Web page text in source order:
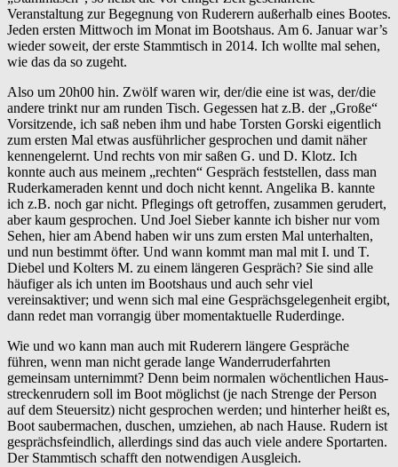
Veranstaltung zur Begegnung von Ruderern außerhalb eines Bootes.
Jeden ersten Mittwoch im Monat im Bootshaus. Am 6. Januar war’s
wieder soweit, der erste Stammtisch in 2014. Ich wollte mal sehen,
wie das da so zugeht.
Also um 20h00 hin. Zwölf waren wir, der/die eine ist was, der/die
andere trinkt nur am runden Tisch. Gegessen hat z.B. der „Große“
Vorsitzende, ich saß neben ihm und habe Torsten Gorski eigentlich
zum ersten Mal etwas ausführlicher gesprochen und damit näher
kennengelernt. Und rechts von mir saßen G. und D. Klotz. Ich
konnte auch aus meinem „rechten“ Gespräch feststellen, dass man
Ruderkameraden kennt und doch nicht kennt. Angelika B. kannte
ich z.B. noch gar nicht. Pflegings oft getroffen, zusammen gerudert,
aber kaum gesprochen. Und Joel Sieber kannte ich bisher nur vom
Sehen, hier am Abend haben wir uns zum ersten Mal unterhalten,
und nun bestimmt öfter. Und wann kommt man mal mit I. und T.
Diebel und Kolters M. zu einem längeren Gespräch? Sie sind alle
häufiger als ich unten im Bootshaus und auch sehr viel
vereinsaktiver; und wenn sich mal eine Gesprächsgelegenheit ergibt,
dann redet man vorrangig über momentaktuelle Ruderdinge.
Wie und wo kann man auch mit Ruderern längere Gespräche
führen, wenn man nicht gerade lange Wanderruderfahrten
gemeinsam unternimmt? Denn beim normalen wöchentlichen Haus-
streckenrudern soll im Boot möglichst (je nach Strenge der Person
auf dem Steuersitz) nicht gesprochen werden; und hinterher heißt es,
Boot saubermachen, duschen, umziehen, ab nach Hause. Rudern ist
gesprächsfeindlich, allerdings sind das auch viele andere Sportarten.
Der Stammtisch schafft den notwendigen Ausgleich.